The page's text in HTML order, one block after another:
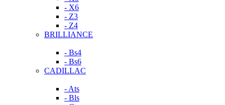
- X6
- Z3
- Z4
BRILLIANCE
- Bs4
- Bs6
CADILLAC
- Ats
- Bls